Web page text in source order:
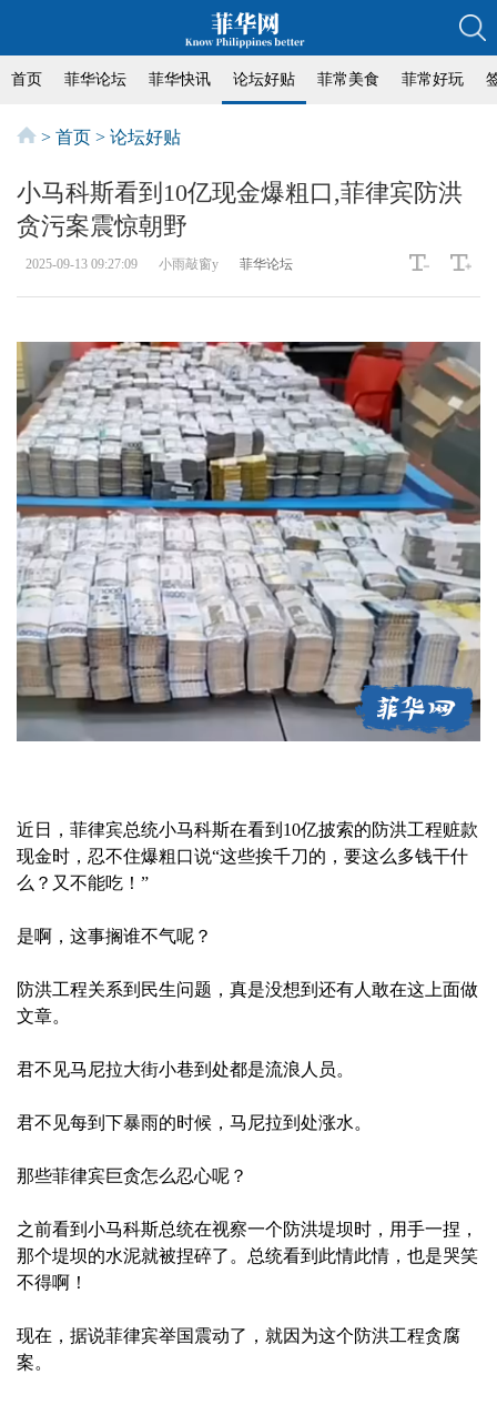
首页 菲华论坛 菲华快讯 论坛好贴 菲常美食 菲常好玩
> 首页 > 论坛好贴
小马科斯看到10亿现金爆粗口,菲律宾防洪
贪污案震惊朝野
2025-09-13 09:27:09 小雨敲窗y 菲华论坛
近日，菲律宾总统小马科斯在看到10亿披索的防洪工程赃款
现金时，忍不住爆粗口说“这些挨千刀的，要这么多钱干什
么？又不能吃！”
是啊，这事搁谁不气呢？
防洪工程关系到民生问题，真是没想到还有人敢在这上面做
文章。
君不见马尼拉大街小巷到处都是流浪人员。
君不见每到下暴雨的时候，马尼拉到处涨水。
那些菲律宾巨贪怎么忍心呢？
之前看到小马科斯总统在视察一个防洪堤坝时，用手一捏，
那个堤坝的水泥就被捏碎了。总统看到此情此情，也是哭笑
不得啊！
现在，据说菲律宾举国震动了，就因为这个防洪工程贪腐
案。